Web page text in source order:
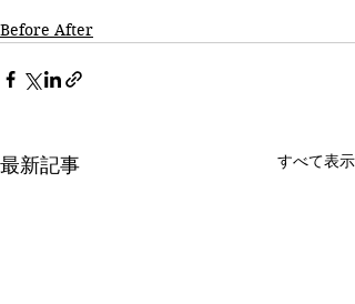
Before After
最新記事 すべて表示